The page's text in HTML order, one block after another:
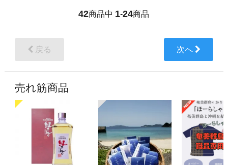
42商品中 1-24商品
戻る 次へ
売れ筋商品